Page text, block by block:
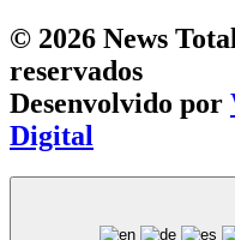
© 2026 News
reservados
Desenvolvido por
Digital